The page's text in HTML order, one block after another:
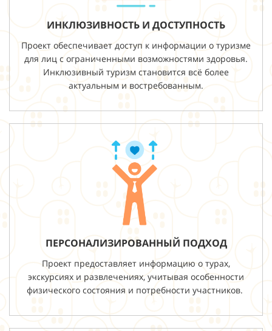
ИНКЛЮЗИВНОСТЬ И ДОСТУПНОСТЬ
Проект обеспечивает доступ к информации о туризме
для лиц с ограниченными возможностями здоровья.
Инклюзивный туризм становится всё более
актуальным и востребованным.
ПЕРСОНАЛИЗИРОВАННЫЙ ПОДХОД
Проект предоставляет информацию о турах,
экскурсиях и развлечениях, учитывая особенности
физического состояния и потребности участников.